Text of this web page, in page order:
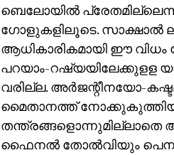
ബെലോയില്‍
ഗോളുകളിലൂടെ. സാക്ഷാല്‍
ആധികാരികമായി ഈ വിധം
പറയാം-റഷ്യയിലേക്കുളള
വരില്ല. അര്‍ജന്റീനയോ-
മൈതാനത്ത്
തന്ത്രങ്ങളൊന്നുമില്ലാതെ
ഫൈനല്‍ തോല്‍വിയും